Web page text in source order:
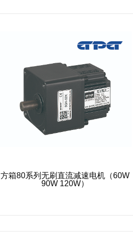
方箱80系列无刷直流减速电机（60W
90W 120W）